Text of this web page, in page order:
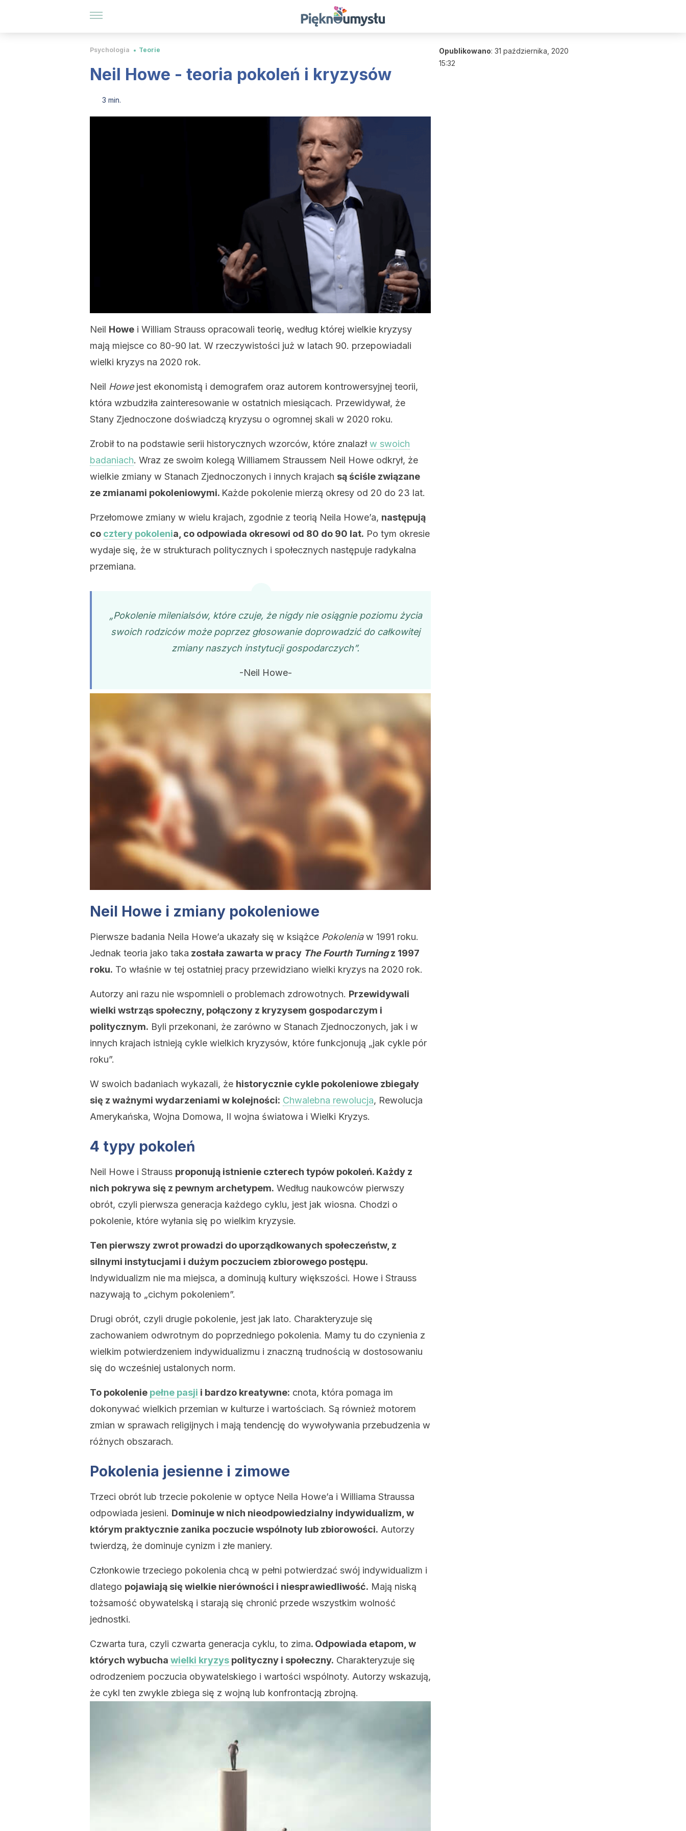
Psychologia Teorie
Neil Howe - teoria pokoleń i kryzysów
3 min.
Neil Howe i William Strauss opracowali teorię, według której wielkie kryzysy
mają miejsce co 80-90 lat. W rzeczywistości już w latach 90. przepowiadali
wielki kryzys na 2020 rok.
Neil Howejest ekonomistą i demografem oraz autorem kontrowersyjnej teorii,
która wzbudziła zainteresowanie w ostatnich miesiącach. Przewidywał, że
Stany Zjednoczone doświadczą kryzysu o ogromnej skali w 2020 roku.
Zrobił to na podstawie serii historycznych wzorców, które znalazłw swoich
badaniach. Wraz ze swoim kolegą Williamem Straussem Neil Howe odkrył, że
wielkie zmiany w Stanach Zjednoczonych i innych krajach są ściśle związane
ze zmianami pokoleniowymi. Każde pokolenie mierzą okresy od 20 do 23 lat.
Przełomowe zmiany w wielu krajach, zgodnie z teorią Neila Howe’a, następują
co cztery pokolenia, co odpowiada okresowi od 80 do 90 lat. Po tym okresie
wydaje się, że w strukturach politycznych i społecznych następuje radykalna
przemiana.
„Pokolenie milenialsów, które czuje, że nigdy nie osiągnie poziomu życia
swoich rodziców może poprzez głosowanie doprowadzić do całkowitej
zmiany naszych instytucji gospodarczych”.
-Neil Howe-
Neil Howe i zmiany pokoleniowe
Pierwsze badania Neila Howe’a ukazały się w książce Pokoleniaw 1991 roku.
Jednak teoria jako taka została zawarta w pracy The Fourth Turningz 1997
roku. To właśnie w tej ostatniej pracy przewidziano wielki kryzys na 2020 rok.
Autorzy ani razu nie wspomnieli o problemach zdrowotnych. Przewidywali
wielki wstrząs społeczny, połączony z kryzysem gospodarczym i
politycznym. Byli przekonani, że zarówno w Stanach Zjednoczonych, jak i w
innych krajach istnieją cykle wielkich kryzysów, które funkcjonują „jak cykle pór
roku”.
W swoich badaniach wykazali, że historycznie cykle pokoleniowe zbiegały
się z ważnymi wydarzeniami w kolejności: Chwalebna rewolucja, Rewolucja
Amerykańska, Wojna Domowa, II wojna światowa i Wielki Kryzys.
4 typy pokoleń
Neil Howe i Strauss proponują istnienie czterech typów pokoleń. Każdy z
nich pokrywa się z pewnym archetypem. Według naukowców pierwszy
obrót, czyli pierwsza generacja każdego cyklu, jest jak wiosna. Chodzi o
pokolenie, które wyłania się po wielkim kryzysie.
Ten pierwszy zwrot prowadzi do uporządkowanych społeczeństw, z
silnymi instytucjami i dużym poczuciem zbiorowego postępu.
Indywidualizm nie ma miejsca, a dominują kultury większości. Howe i Strauss
nazywają to „cichym pokoleniem”.
Drugi obrót, czyli drugie pokolenie, jest jak lato. Charakteryzuje się
zachowaniem odwrotnym do poprzedniego pokolenia. Mamy tu do czynienia z
wielkim potwierdzeniem indywidualizmu i znaczną trudnością w dostosowaniu
się do wcześniej ustalonych norm.
To pokolenie pełne pasji i bardzo kreatywne: cnota, która pomaga im
dokonywać wielkich przemian w kulturze i wartościach. Są również motorem
zmian w sprawach religijnych i mają tendencję do wywoływania przebudzenia w
różnych obszarach.
Pokolenia jesienne i zimowe
Trzeci obrót lub trzecie pokolenie w optyce Neila Howe’a i Williama Straussa
odpowiada jesieni. Dominuje w nich nieodpowiedzialny indywidualizm, w
którym praktycznie zanika poczucie wspólnoty lub zbiorowości. Autorzy
twierdzą, że dominuje cynizm i złe maniery.
Członkowie trzeciego pokolenia chcą w pełni potwierdzać swój indywidualizm i
dlatego pojawiają się wielkie nierówności i niesprawiedliwość. Mają niską
tożsamość obywatelską i starają się chronić przede wszystkim wolność
jednostki.
Czwarta tura, czyli czwarta generacja cyklu, to zima. Odpowiada etapom, w
których wybucha wielki kryzys polityczny i społeczny. Charakteryzuje się
odrodzeniem poczucia obywatelskiego i wartości wspólnoty. Autorzy wskazują,
że cykl ten zwykle zbiega się z wojną lub konfrontacją zbrojną.
Opublikowano: 31 października, 2020
15:32